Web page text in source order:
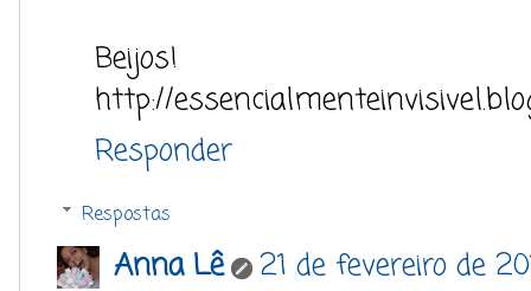
Beijos!
http://
Responder
Respostas
Anna Lê
21 de fevereiro de